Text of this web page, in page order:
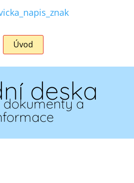
Úvod
deska
dokumenty a